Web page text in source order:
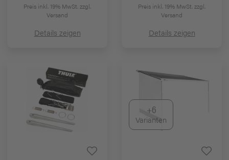
Preis inkl. 19% MwSt.zzgl.
Versand
Details zeigen
Preis inkl. 19% MwSt.zzgl.
Versand
Details zeigen
+6
Varianten